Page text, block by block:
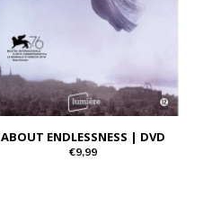
ABOUT ENDLESSNESS | DVD
€9,99